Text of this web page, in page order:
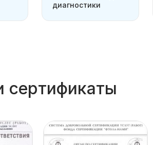
диагностики
сертификаты